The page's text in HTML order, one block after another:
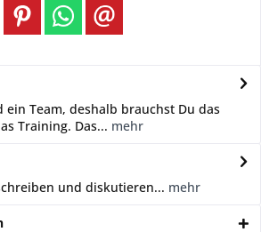
ein Team, deshalb brauchst Du das
Training. Das... mehr
und diskutieren... mehr